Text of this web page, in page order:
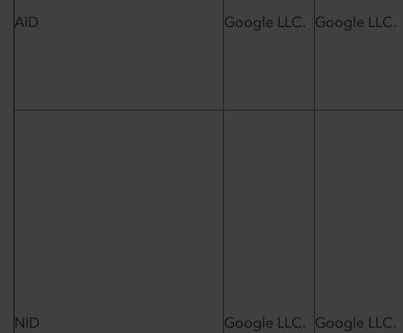
AID Google LLC. Google LLC.
NID Google LLC. Google LLC.